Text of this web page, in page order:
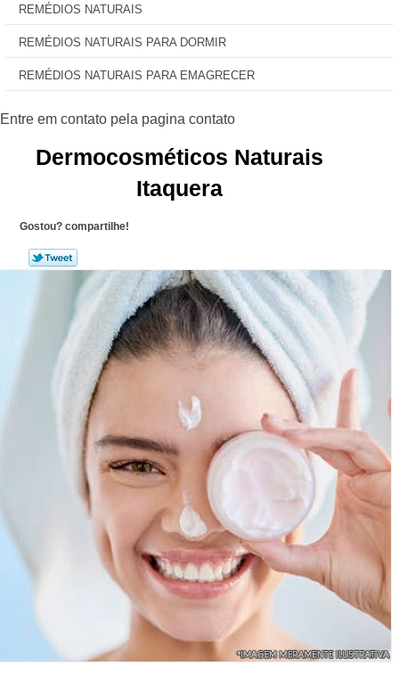
REMÉDIOS NATURAIS
REMÉDIOS NATURAIS PARA DORMIR
REMÉDIOS NATURAIS PARA EMAGRECER
Dermocosméticos Naturais
Itaquera
Gostou? compartilhe!